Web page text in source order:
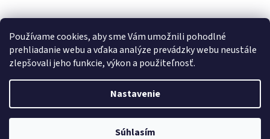
Používame cookies, aby sme Vám umožnili pohodlné
prehliadanie webu a vďaka analýze prevádzky webu neustále
zlepšovali jeho funkcie, výkon a použiteľnosť.
Nastavenie
Súhlasím
Copyright 2026HomeSystem.sk. Všetky práva vyhradené.Upraviť
nastavenie cookies